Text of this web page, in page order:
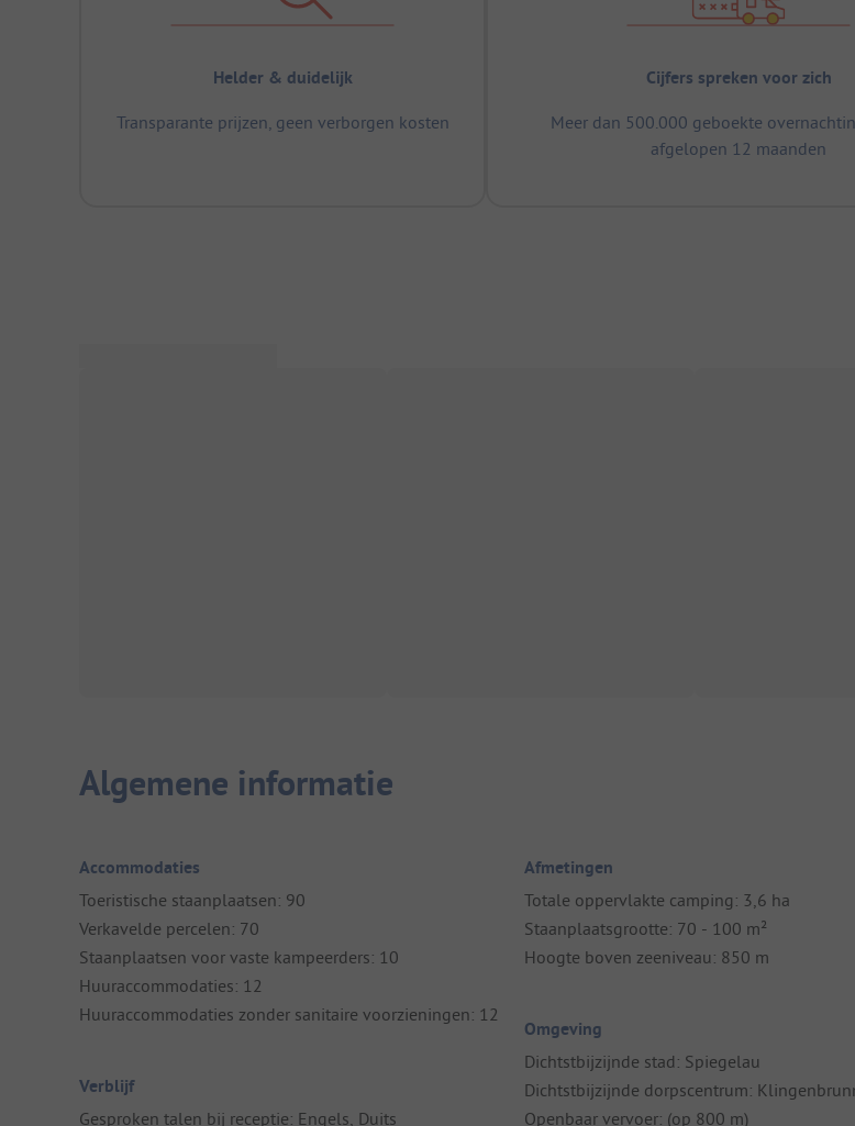
Helder & duidelijk
Transparante prijzen, geen verborgen kosten
Cijfers spreken voor zich
Meer dan 500.000 geboekte
afgelopen 12 maanden
Algemene informatie
Accommodaties
Toeristische staanplaatsen: 90
Verkavelde percelen: 70
Staanplaatsen voor vaste kampeerders: 10
Huuraccommodaties: 12
Huuraccommodaties zonder sanitaire voorzieningen: 12
Verblijf
Gesproken talen bij receptie: Engels, Duits
Afmetingen
Totale oppervlakte camping: 3,6 ha
Staanplaatsgrootte: 70 - 100 m²
Hoogte boven zeeniveau: 850 m
Omgeving
Dichtstbijzijnde stad: Spiegelau
Dichtstbijzijnde dorpscentrum:
Openbaar vervoer: (op 800 m)